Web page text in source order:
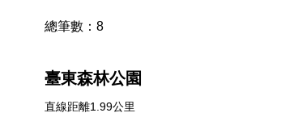
總筆數： 8
臺東森林公園
直線距離1.99公里